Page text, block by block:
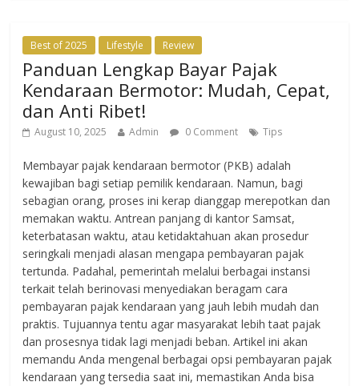
Best of 2025 Lifestyle Review
Panduan Lengkap Bayar Pajak
Kendaraan Bermotor: Mudah, Cepat,
dan Anti Ribet!
August 10, 2025 Admin 0 Comment Tips
Membayar pajak kendaraan bermotor (PKB) adalah
kewajiban bagi setiap pemilik kendaraan. Namun, bagi
sebagian orang, proses ini kerap dianggap merepotkan dan
memakan waktu. Antrean panjang di kantor Samsat,
keterbatasan waktu, atau ketidaktahuan akan prosedur
seringkali menjadi alasan mengapa pembayaran pajak
tertunda. Padahal, pemerintah melalui berbagai instansi
terkait telah berinovasi menyediakan beragam cara
pembayaran pajak kendaraan yang jauh lebih mudah dan
praktis. Tujuannya tentu agar masyarakat lebih taat pajak
dan prosesnya tidak lagi menjadi beban. Artikel ini akan
memandu Anda mengenal berbagai opsi pembayaran pajak
kendaraan yang tersedia saat ini, memastikan Anda bisa